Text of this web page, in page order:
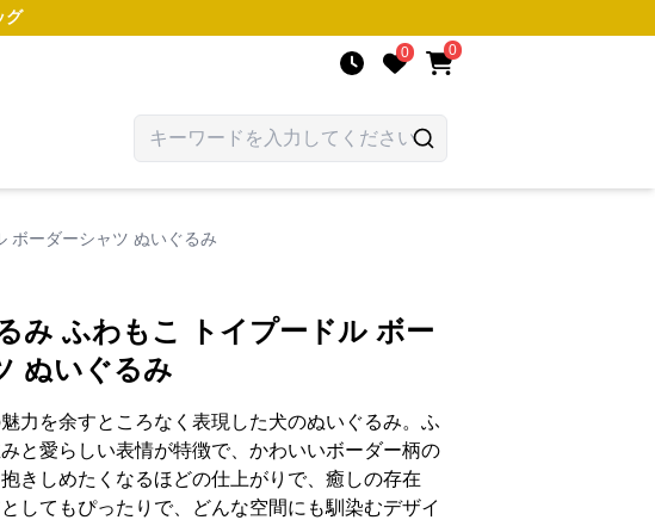
グ
0 0
ボーダーシャツ ぬいぐるみ
み ふわもこ トイプードル ボー
ぬいぐるみ
魅力を余すところなく表現した犬のぬいぐるみ。ふ
と愛らしい表情が特徴で、かわいいボーダー柄の
きしめたくなるほどの仕上がりで、癒しの存在
してもぴったりで、どんな空間にも馴染むデザイ